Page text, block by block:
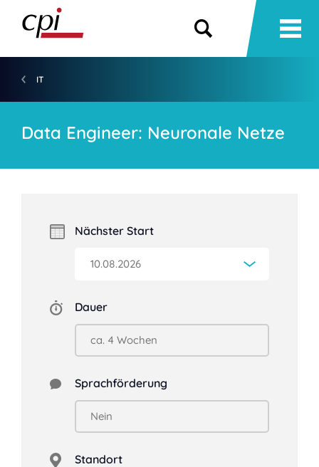
IT
Data Engineer: Neuronale Netze
Nächster Start
Dauer
Sprachförderung
Standort